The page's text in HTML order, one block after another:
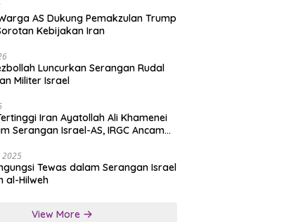
AS Dukung Pemakzulan Trump
Kebijakan Iran
Luncurkan Serangan Rudal
Militer Israel
Iran Ayatollah Ali Khamenei
Serangan Israel-AS, IRGC Ancam
2025
Tewas dalam Serangan Israel
al-Hilweh
View More